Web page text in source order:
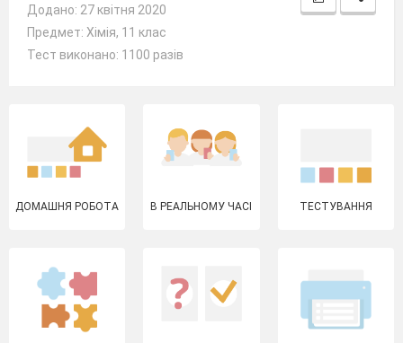
Додано: 27 квітня 2020
Предмет: Хімія, 11 клас
Тест виконано: 1100 разів
ДОМАШНЯ РОБОТА В РЕАЛЬНОМУ ЧАСІ ТЕСТУВАННЯ